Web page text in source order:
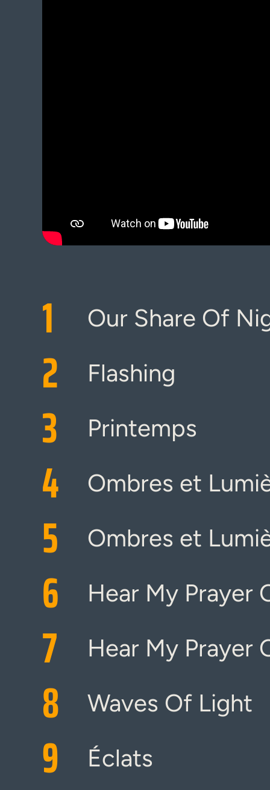
1 Our Share Of
2 Flashing
3 Printemps
4 Ombres et
5 Ombres et
6 Hear My Prayer
7 Hear My Prayer
8 Waves Of Light
9 Éclats